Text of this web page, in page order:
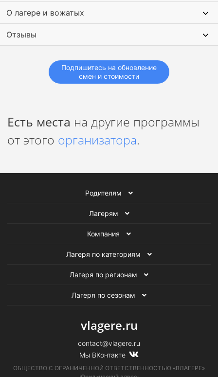
О лагере и вожатых
Отзывы
Подпишитесь на обновление
смен и стоимости
Есть места на другие программы
от этого организатора.
Родителям
Лагерям
Компания
Лагеря по категориям
Лагеря по регионам
Лагеря по сезонам
vlagere.ru
contact@vlagere.ru
Мы ВКонтакте
ОБЩЕСТВО С ОГРАНИЧЕННОЙ ОТВЕТСТВЕННОСТЬЮ «ВЛАГЕРЕ»